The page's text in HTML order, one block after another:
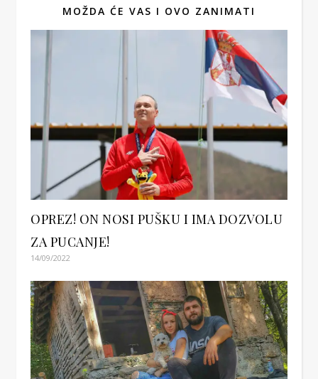
MOŽDA ĆE VAS I OVO ZANIMATI
OPREZ! ON NOSI PUŠKU I IMA DOZVOLU
ZA PUCANJE!
14/09/2022